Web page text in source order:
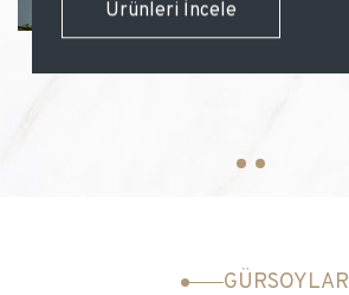
Ürünleri İncele
Ürünleri İncele
Ürünleri İncele
Ürünleri İncele
Ürünleri İncele
GÜRSOYLAR